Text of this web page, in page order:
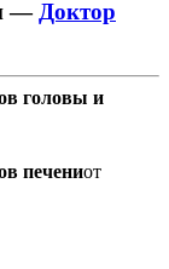
—Доктор
головы и
печениот